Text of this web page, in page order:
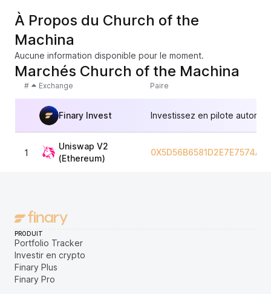
À Propos du Church of the
Machina
Aucune information disponible pour le moment.
Marchés Church of the Machina
# Exchange Paire
Finary Invest Investissez en pilote
1
Uniswap V2
(Ethereum)
PRODUIT
Portfolio Tracker
Investir en crypto
Finary Plus
Finary Pro